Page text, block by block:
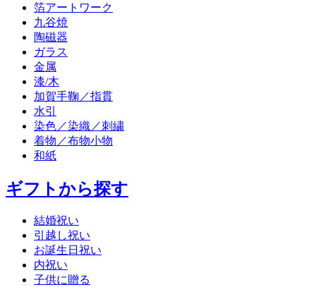
箔アートワーク
九谷焼
陶磁器
ガラス
金属
漆/木
加賀手鞠／指貫
水引
染色／染織／刺繍
着物／布物小物
和紙
ギフトから探す
結婚祝い
引越し祝い
お誕生日祝い
内祝い
子供に贈る